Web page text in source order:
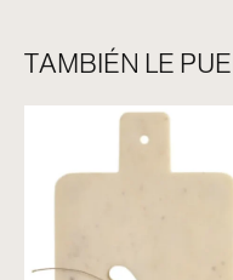
TAMBIÉN LE